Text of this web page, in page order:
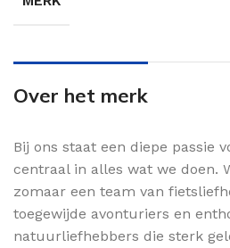
Over het merk
Bij ons staat een diepe passie
centraal in alles wat we doen.
zomaar een team van
toegewijde avonturiers en
natuurliefhebbers die sterk